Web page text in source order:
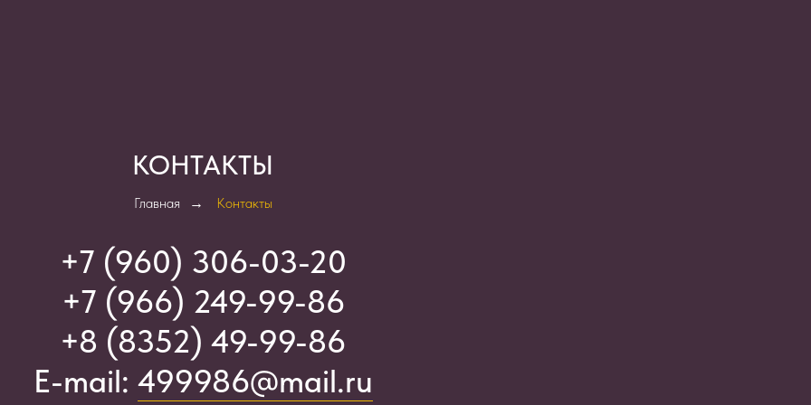
КОНТАКТЫ
Главная → Контакты
+7 (960) 306-03-20
+7 (966) 249-99-86
+8 (8352) 49-99-86
E-mail: 499986@mail.ru